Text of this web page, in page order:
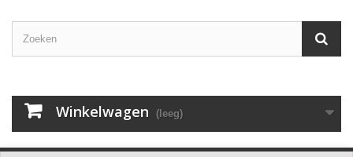
Winkelwagen (leeg)